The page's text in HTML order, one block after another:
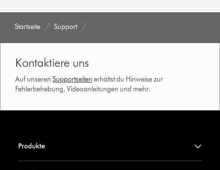
Startseite Support
Kontaktiere uns
Auf unserenSupportseiten erhältst du Hinweise zur
Fehlerbehebung, Videoanleitungen und mehr.
Produkte